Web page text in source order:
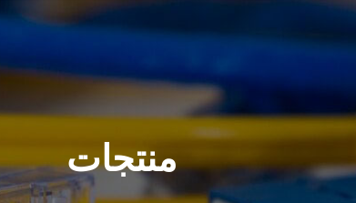
منتجات